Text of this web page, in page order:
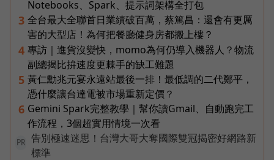
Notebooks、Spark、提示詞架構全打包
3 全台最大全聯首日業績破百萬，蔡篤昌：還會有更厲
害的大型店！為何把餐廳健身房都搬上樓？
4 專訪｜進貨沒變快，momo為何仍導入機器人？物流
副總揭比拚速度更棘手的缺工難題
5 黃仁勳兆元宴永遠站最後一排！最低調的二代鄭平，
憑什麼讓台達電被市場重新定價？
6 Gemini Spark完整教學｜幫你讀Gmail、自動跑完工
作流程，3個超實用情境一次看
PR
告別極速迷思！台灣大哥大奪國際雙冠揭密好網路新
標準